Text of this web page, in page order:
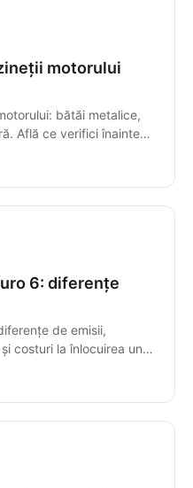
motorului
bătăi metalice,
Află ce verifici înainte
6: diferențe
de emisii,
costuri la înlocuirea unui